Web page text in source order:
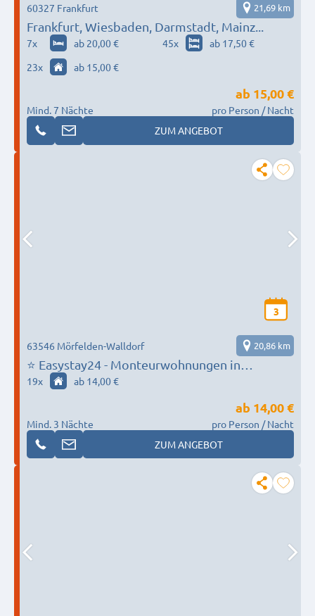
Frankfurt, Wiesbaden, Darmstadt, Mainz...
60327 Frankfurt 21,69 km
7x ab 20,00 € 45x
ab 17,50 €
23x ab 15,00 €
Mind. 7 Nächte
ab 15,00 €
pro Person / Nacht
ZUM ANGEBOT
3
⭐ Easystay24 - Monteurwohnungen in
Mörfelden - 19+ Unterkünfte
63546 Mörfelden-Walldorf 20,86 km
19x ab 14,00 €
Mind. 3 Nächte
ab 14,00 €
pro Person / Nacht
ZUM ANGEBOT